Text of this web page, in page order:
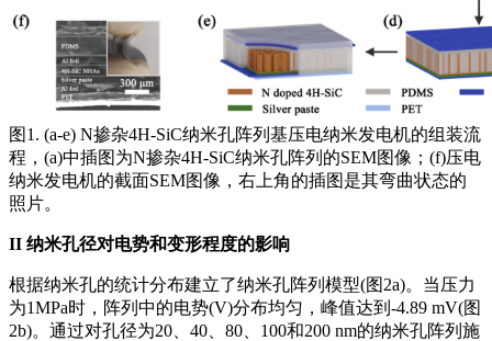
图1. (a-e) N掺杂4H-SiC纳米孔阵列基压电纳米发电机的组装流
程，(a)中插图为N掺杂4H-SiC纳米孔阵列的SEM图像；(f)压电
纳米发电机的截面SEM图像，右上角的插图是其弯曲状态的
照片。
II 纳米孔径对电势和变形程度的影响
根据纳米孔的统计分布建立了纳米孔阵列模型(图2a)。当压力
为1MPa时，阵列中的电势(V)分布均匀，峰值达到-4.89 mV(图
2b)。通过对孔径为20、40、80、100和200 nm的纳米孔阵列施